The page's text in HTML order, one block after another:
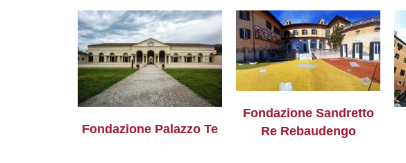
Fondazione Palazzo Te
Fondazione Sandretto
Re Rebaudengo